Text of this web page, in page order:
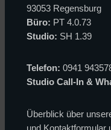
93053 Regensburg
Büro: PT 4.0.73
Studio: SH 1.39
Telefon: 0941
Studio Call-In &
Überblick über